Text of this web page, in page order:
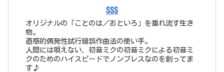
SSS
オリジナルの「ことのは／おといろ」を垂れ流す生き
物。
直感的偶発性試行錯誤作曲法の使い手。
人間には唄えない、初音ミクの初音ミクによる初音ミ
クのためのハイスピードでノンブレスなのを創ってま
す♪